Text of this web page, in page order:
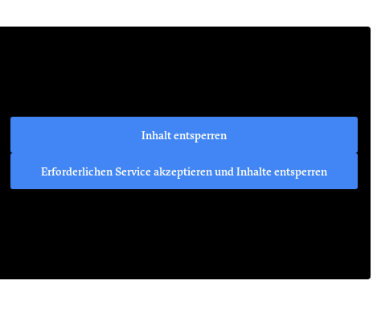
Inhalt entsperren
Erforderlichen Service akzeptieren und Inhalte entsperren